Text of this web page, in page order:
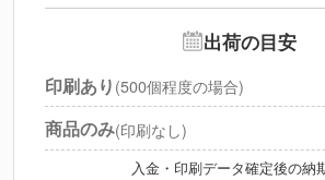
※上
出荷の目安
印刷あり (500個程度の場合)
商品のみ(印刷なし)
入金・印刷データ確定後の納